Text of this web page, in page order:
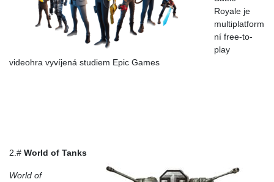
Royale je
multiplatform
ní free-to-
play
videohra vyvíjená studiem Epic Games
2.# World of Tanks
World of